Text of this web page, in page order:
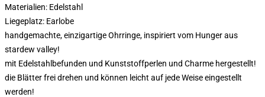
Materialien: Edelstahl
Liegeplatz: Earlobe
handgemachte, einzigartige Ohrringe, inspiriert vom Hunger aus
stardew valley!
mit Edelstahlbefunden und Kunststoffperlen und Charme hergestellt!
die Blätter frei drehen und können leicht auf jede Weise eingestellt
werden!